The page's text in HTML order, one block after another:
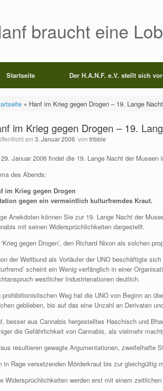
braucht eine
Startseite Der H.A.N.F. e.V. stellt sich vor
» Hanf im Krieg gegen Drogen – 19. Lange
im Krieg gegen Drogen – 19.
am 3. Januar 2006 von tribble
Januar 2006 findet die 19. Lange Nacht der Museen
des Abends:
im Krieg gegen Drogen
gegen ein vermeintlich kulturfremdes Kraut.
Anekdoten können Sie zur 19. Lange Nacht der
mit seinen Widersprüchlichkeiten dargestellt.
gegen Drogen’, den Richard Nixon als solchen
der Weltbund als Vorläufer der UNO beschäftigte
scheint ein Wenig verfänglich in einer
westlicher Industrienationen deutlich.
prohibitionistischen Weg hat die UNO von Beginn an
geblieben, bis auf das eine Unzahl an Derivaten
besser aus Cannabis hergestelltes Haschisch und
die Gefährlichkeit von Cannabis, als vielmehr
resultieren gewagte Argumentationen, zweifelhafte
in Rage versetzenden Mörderkraut bis zur gleichgültig
Widersprüchlichkeiten werden erst mit einem